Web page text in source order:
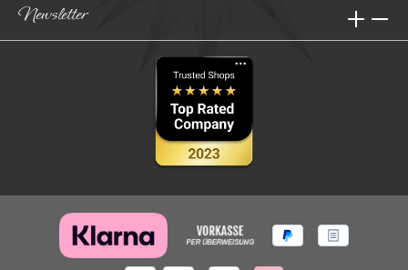
Newsletter